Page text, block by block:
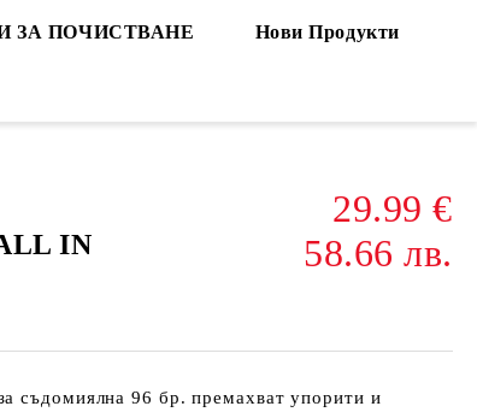
ЗА ПОЧИСТВАНЕ Нови Продукти
IN
29.99 €
58.66 лв.
съдомиялна 96 бр. премахват упорити и